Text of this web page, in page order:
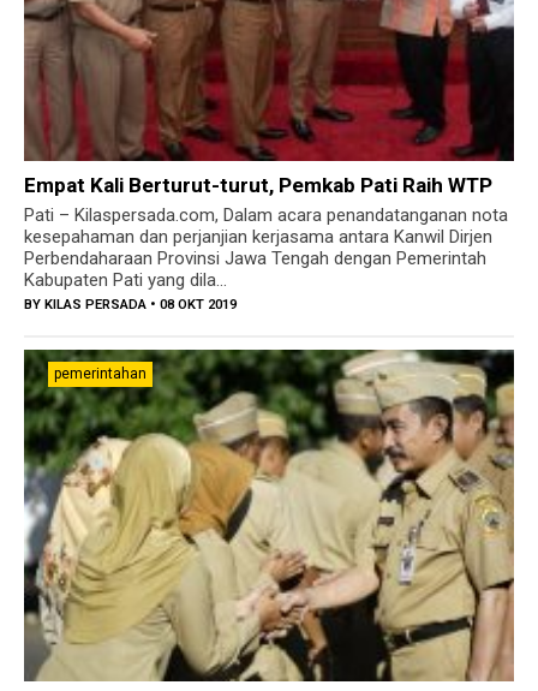
Empat Kali Berturut-turut, Pemkab Pati Raih WTP
Pati – Kilaspersada.com, Dalam acara penandatanganan nota
kesepahaman dan perjanjian kerjasama antara Kanwil Dirjen
Perbendaharaan Provinsi Jawa Tengah dengan Pemerintah
Kabupaten Pati yang dila...
BY KILAS PERSADA • 08 OKT 2019
pemerintahan